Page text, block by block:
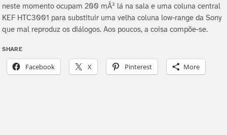
neste momento ocupam 200 mÂ² lá na sala e uma coluna central
KEF HTC3001 para substituir uma velha coluna low-range da Sony
que mal reproduz os diálogos. Aos poucos, a coisa compõe-se.
SHARE
Facebook X Pinterest More